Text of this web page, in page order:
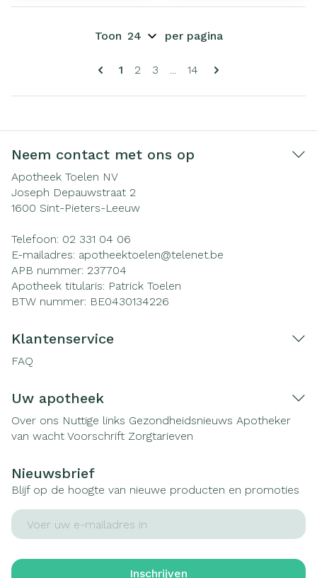
Pagina's
U lees momenteel pagina
1 Pagina
2 Pagina
3 ... Pagina
14
Toon per pagina
Neem contact met ons op
Apotheek Toelen NV
Joseph Depauwstraat 2
1600 Sint-Pieters-Leeuw
Telefoon: 02 331 04 06
E-mailadres: apotheektoelen@telenet.be
APB nummer: 237704
Apotheek titularis: Patrick Toelen
BTW nummer: BE0430134226
Klantenservice
FAQ
Uw apotheek
Over ons Nuttige links Gezondheidsnieuws Apotheker
van wacht Voorschrift Zorgtarieven
Nieuwsbrief
Blijf op de hoogte van nieuwe producten en promoties
E-mail adres
Inschrijven